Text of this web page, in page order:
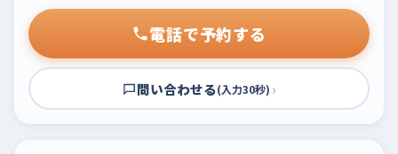
電話で予約する
問い合わせる(入力30秒) ›